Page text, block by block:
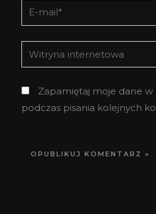
E-
mail*
Witryna
internetowa
Zapamiętaj moje dane
podczas pisania kolejnych